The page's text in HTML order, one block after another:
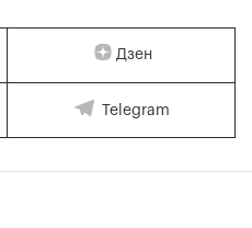
Дзен
Telegram